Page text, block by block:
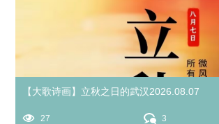
【大歌诗画】立秋之日的武汉2026.08.07
27 3